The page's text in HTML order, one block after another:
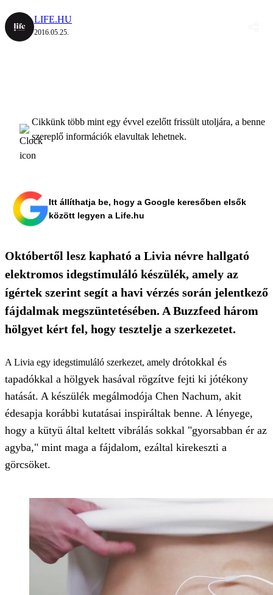
LIFE.HU
2016.05.25.
Cikkünk több mint egy évvel ezelőtt frissült utoljára, a benne
szereplő információk elavultak lehetnek.
Itt állíthatja be, hogy a Google keresőben elsők
között legyen a Life.hu
Októbertől lesz kapható a Livia névre hallgató
elektromos idegstimuláló készülék, amely az
ígértek szerint segít a havi vérzés során jelentkező
fájdalmak megszüntetésében. A Buzzfeed három
hölgyet kért fel, hogy tesztelje a szerkezetet.
A Livia egy idegstimuláló szerkezet, amely drótokkal és
tapadókkal a hölgyek hasával rögzítve fejti ki jótékony
hatását. A készülék megálmodója Chen Nachum, akit
édesapja korábbi kutatásai inspiráltak benne. A lényege,
hogy a kütyü által keltett vibrálás sokkal "gyorsabban ér az
agyba," mint maga a fájdalom, ezáltal kirekeszti a
görcsöket.